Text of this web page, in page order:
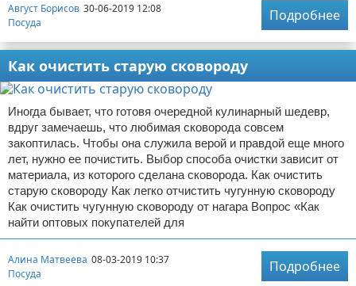
Август Борисов 30-06-2019 12:08
Посуда
Подробнее
Как очистить старую сковороду
Иногда бывает, что готовя очередной кулинарный шедевр,
вдруг замечаешь, что любимая сковорода совсем
закоптилась. Чтобы она служила верой и правдой еще много
лет, нужно ее почистить. Выбор способа очистки зависит от
материала, из которого сделана сковорода. Как очистить
старую сковороду Как легко отчистить чугунную сковороду
Как очистить чугунную сковороду от нагара Вопрос «Как
найти оптовых покупателей для
Алина Матвеева 08-03-2019 10:37
Посуда
Подробнее